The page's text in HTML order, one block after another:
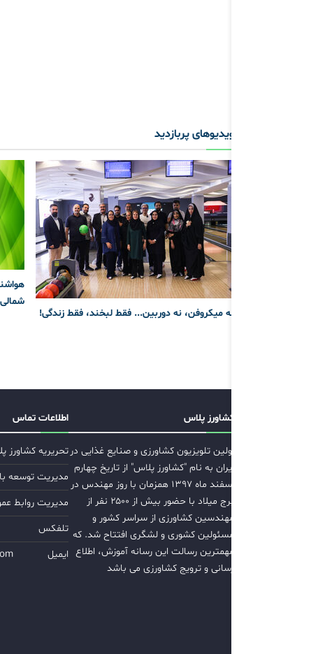
ویدیوهای پربازدید
نه میکروفن، نه دوربین... فقط لبخند، فقط زندگی!
کشاورز پلاس
اولین تلویزیون کشاورزی و صنایع غذایی در
ایران به نام "کشاورز پلاس" از تاریخ چهارم
اسفند ماه ۱۳۹۷ همزمان با روز مهندس در
برج میلاد با حضور بیش از ۲۵۰۰ نفر از
مهندسین کشاورزی از سراسر کشور و
مسئولین کشوری و لشگری افتتاح شد. که
مهمترین رسالت این رسانه آموزش، اطلاع
رسانی و ترویج کشاورزی می باشد
اطلاعات تماس
تحریریه کشاورز
مدیریت توسعه
مدیریت روابط
تلفکس
ایمیل